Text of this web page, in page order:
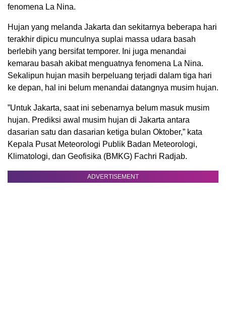
fenomena La Nina.
Hujan yang melanda Jakarta dan sekitarnya beberapa hari
terakhir dipicu munculnya suplai massa udara basah
berlebih yang bersifat temporer. Ini juga menandai
kemarau basah akibat menguatnya fenomena La Nina.
Sekalipun hujan masih berpeluang terjadi dalam tiga hari
ke depan, hal ini belum menandai datangnya musim hujan.
”Untuk Jakarta, saat ini sebenarnya belum masuk musim
hujan. Prediksi awal musim hujan di Jakarta antara
dasarian satu dan dasarian ketiga bulan Oktober,” kata
Kepala Pusat Meteorologi Publik Badan Meteorologi,
Klimatologi, dan Geofisika (BMKG) Fachri Radjab.
ADVERTISEMENT